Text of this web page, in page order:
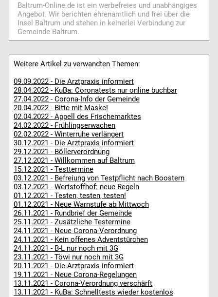
Baltrum-Online.de ist ein werbefreies und unabhängiges
Angebot. Wir berichten ehrenamtlich und frei über die
Insel Baltrum und stehen in keinerlei Verbindung zur
Gemeinde Baltrum.
Weitere Artikel zu verwandten Themen:
09.09.2022 - Die Arztpraxis informiert
28.04.2022 - KuBa: Coronatests nur online buchbar
27.04.2022 - Corona-Info der Gemeinde
20.04.2022 - Bitte mit Maske!
02.04.2022 - Appell des Frischemarktes
24.02.2022 - Frühlingserwachen
02.02.2022 - Winterruhe verlängert
30.12.2021 - Die Arztpraxis informiert
29.12.2021 - Böllerverordnung
27.12.2021 - Willkommen auf Baltrum
15.12.2021 - Testtermine
03.12.2021 - Befreiung von Testpflicht nach Boostern
03.12.2021 - Wertstoffhof: neue Regeln
01.12.2021 - Testen, testen, testen!
01.12.2021 - Neue Warnstufe ab Mittwoch
26.11.2021 - Rundbrief der Gemeinde
25.11.2021 - Zusätzliche Testermine
24.11.2021 - Neue Corona-Verordnung
24.11.2021 - Kein offenes Adventstürchen
24.11.2021 - B-L nur noch mit 3G
23.11.2021 - Töwi nur noch mit 3G
20.11.2021 - Die Arztpraxis informiert
19.11.2021 - Neue Corona-Regelungen
13.11.2021 - Corona-Verordnung verschärft
13.11.2021 - KuBa: Schnelltests wieder kostenlos